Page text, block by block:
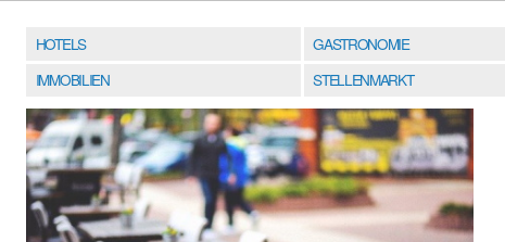
HOTELS GASTRONOMIE
IMMOBILIEN
STELLENMARKT